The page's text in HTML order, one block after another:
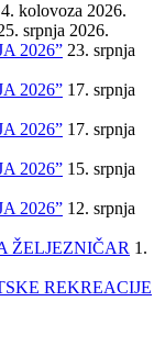
4. kolovoza 2026.
srpnja 2026.
2026” 23. srpnja
2026” 17. srpnja
2026” 17. srpnja
2026” 15. srpnja
2026” 12. srpnja
ŽELJEZNIČAR 1.
REKREACIJE